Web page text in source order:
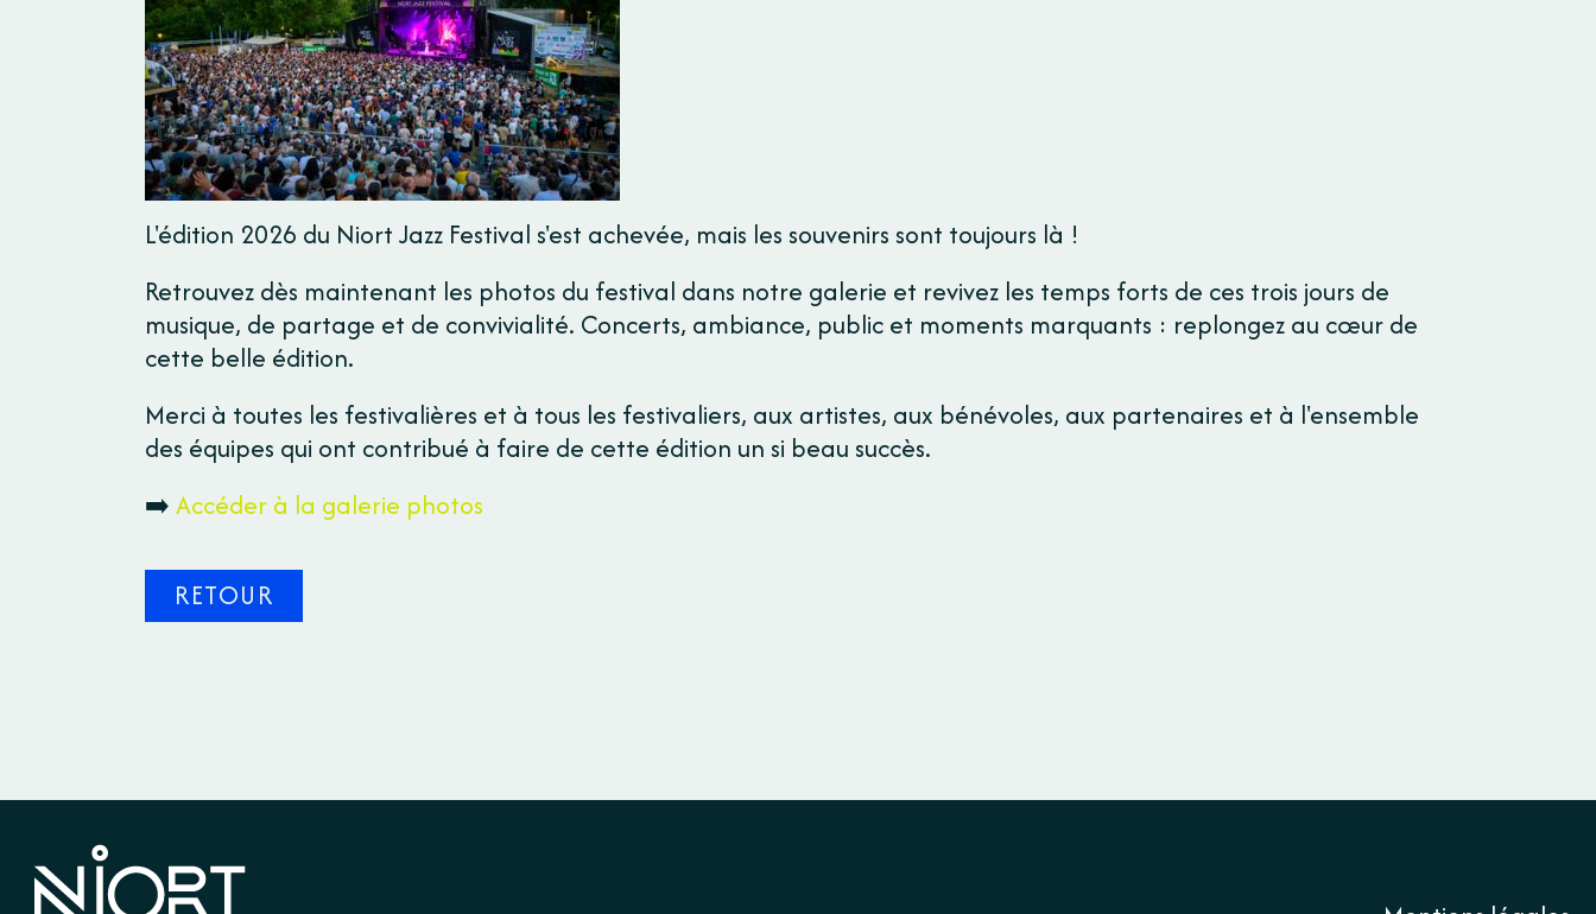
L'édition 2026 du Niort Jazz Festival s'est achevée, mais les souvenirs sont toujours là !
Retrouvez dès maintenant les photos du festival dans notre galerie et revivez les temps forts de ces trois jours de
musique, de partage et de convivialité. Concerts, ambiance, public et moments marquants : replongez au cœur de
cette belle édition.
Merci à toutes les festivalières et à tous les festivaliers, aux artistes, aux bénévoles, aux partenaires et à l'ensemble
des équipes qui ont contribué à faire de cette édition un si beau succès.
➡️Accéder à la galerie photos
RETOUR